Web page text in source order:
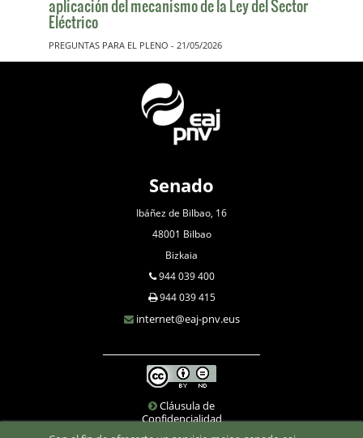
aplicación del mecanismo de la Ley del Sector
Eléctrico
PREGUNTAS PARA EL PLENO - 21/05/2026
Senado
Ibáñez de Bilbao, 16
48001 Bilbao
Bizkaia
944 039 400
944 039 415
internet@eaj-pnv.eus
Cláusula de
Confidencialidad